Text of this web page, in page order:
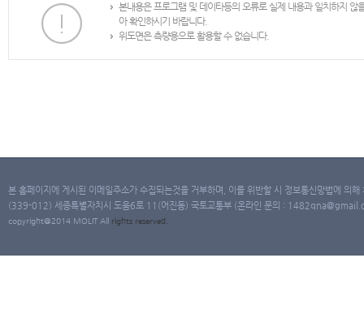
본내용은 프로그램 및 데이타등의 오류로 실제 내용과 일치하지
아 확인하시기 바랍니다.
위도면은 측량용으로 활용할 수 없습니다.
본 홈페이지에 게시된 이메일주소가 수집되는것을 거부하며, 이를 위반할 시 정보통신망법에 의
(339-012) 세종특별자치시 도움6로 11(어진동) 국토교통부 (온라인 문의 :
copyright@2014 MOLIT All rights reserved.